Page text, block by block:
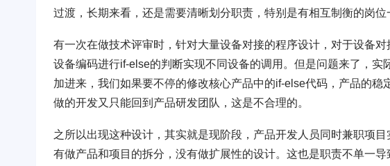
过渡，长期来看，还是需要清晰划分职责，特别是有相互制衡的岗位
有一次在做技术评审时，针对大量设备对接的程序设计，对于设备
设备编码进行if-else的判断实现不同设备的调用。但是问题来了，
加进来，我们如果要不停的修改核心产品中的if-else代码，产品的
做的开发又只能回到产品研发团队，这是不合理的。
之所以出现这种设计，其实就是现阶段，产品开发人员同时兼职项
有做产品和项目的拆分，没有做扩展性的设计。这也是职责不单一导